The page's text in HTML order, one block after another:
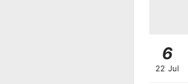
6
22 Jul